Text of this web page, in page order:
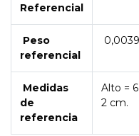
Referencial
Peso
referencial
Medidas
de
referencia
Alto =
2 cm.